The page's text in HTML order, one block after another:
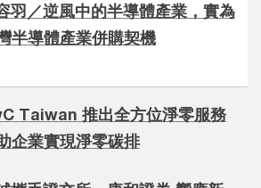
羽／逆風中的半導體產業，實為
半導體產業併購契機
Taiwan 推出全方位淨零服務
企業實現淨零碳排